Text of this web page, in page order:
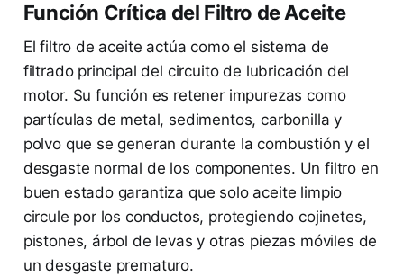
Función Crítica del Filtro de Aceite
El filtro de aceite actúa como el sistema de
filtrado principal del circuito de lubricación del
motor. Su función es retener impurezas como
partículas de metal, sedimentos, carbonilla y
polvo que se generan durante la combustión y el
desgaste normal de los componentes. Un filtro en
buen estado garantiza que solo aceite limpio
circule por los conductos, protegiendo cojinetes,
pistones, árbol de levas y otras piezas móviles de
un desgaste prematuro.